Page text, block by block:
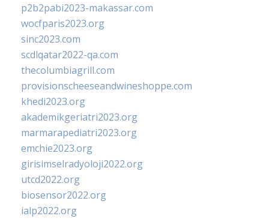
p2b2pabi2023-makassar.com
wocfparis2023.org
sinc2023.com
scdlqatar2022-qa.com
thecolumbiagrill.com
provisionscheeseandwineshoppe.com
khedi2023.org
akademikgeriatri2023.org
marmarapediatri2023.org
emchie2023.org
girisimselradyoloji2022.org
utcd2022.org
biosensor2022.org
ialp2022.org